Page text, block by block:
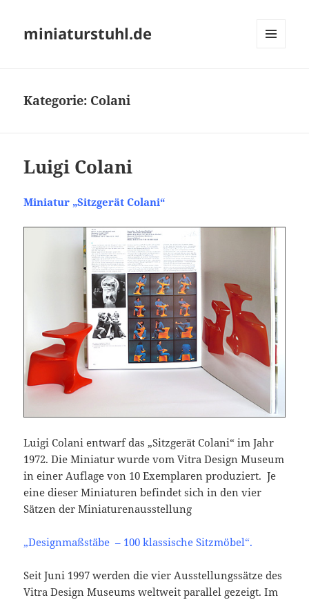
miniaturstuhl.de
Kategorie: Colani
Luigi Colani
Miniatur „Sitzgerät Colani“
Luigi Colani entwarf das „Sitzgerät Colani“ im Jahr
1972. Die Miniatur wurde vom Vitra Design Museum
in einer Auflage von 10 Exemplaren produziert. Je
eine dieser Miniaturen befindet sich in den vier
Sätzen der Miniaturenausstellung
„Designmaßstäbe – 100 klassische Sitzmöbel“.
Seit Juni 1997 werden die vier Ausstellungssätze des
Vitra Design Museums weltweit parallel gezeigt. Im